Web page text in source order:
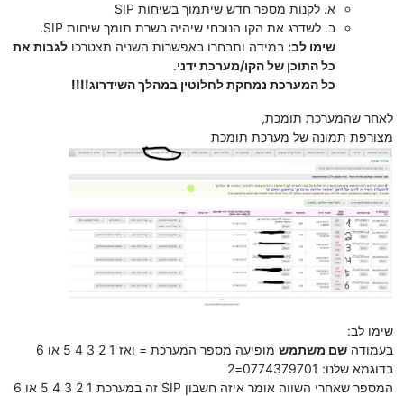
א. לקנות מספר חדש שיתמוך בשיחות SIP
ב. לשדרג את הקו הנוכחי שיהיה בשרת תומך שיחות SIP.
שימו לב: במידה ותבחרו באפשרות השניה תצטרכו לגבות את
כל התוכן של הקו/מערכת ידני.
כל המערכת נמחקת לחלוטין במהלך השידרוג!!!!
לאחר שהמערכת תומכת,
מצורפת תמונה של מערכת תומכת
שימו לב:
בעמודה שם משתמש מופיעה מספר המערכת = ואז 1 2 3 4 5 או 6
בדוגמא שלנו: 0774379701=2
המספר שאחרי השווה אומר איזה חשבון SIP זה במערכת 1 2 3 4 5 או 6